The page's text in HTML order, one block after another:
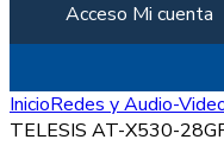
Acceso Mi cuenta
InicioRedes y Audio-
TELESIS AT-X530-